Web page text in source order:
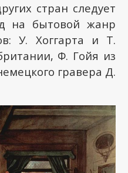
стран следует
на бытовой жанр
У. Хоггарта и Т.
Ф. Гойя из
гравера Д.